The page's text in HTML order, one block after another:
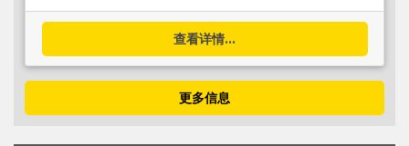
查看详情...
更多信息